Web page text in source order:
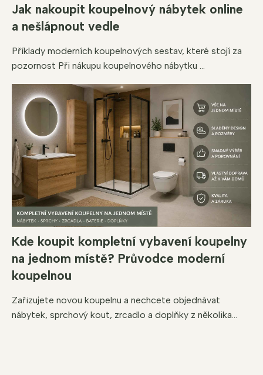
Jak nakoupit koupelnový nábytek online
a nešlápnout vedle
Příklady moderních koupelnových sestav, které stojí za
pozornost Při nákupu koupelnového nábytku ...
Kde koupit kompletní vybavení koupelny
na jednom místě? Průvodce moderní
koupelnou
Zařizujete novou koupelnu a nechcete objednávat
nábytek, sprchový kout, zrcadlo a doplňky z několika...